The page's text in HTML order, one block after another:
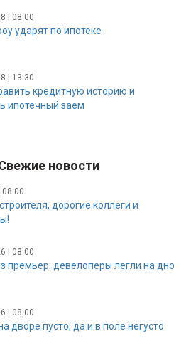
| 08:00
ударят по ипотеке
| 13:30
кредитную историю и
ипотечный заем
новости
08:00
дорогие коллеги и
| 08:00
премьер: девелоперы легли на дно
| 08:00
дворе пусто, да и в поле негусто